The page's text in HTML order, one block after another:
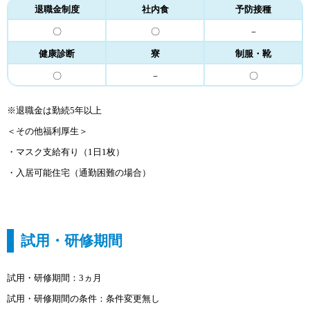
退職金制度 社内食 予防接種
〇 〇 －
健康診断 寮 制服・靴
〇 － 〇
※退職金は勤続5年以上
＜その他福利厚生＞
・マスク支給有り（1日1枚）
・入居可能住宅（通勤困難の場合）
試用・研修期間
試用・研修期間：3ヵ月
試用・研修期間の条件：条件変更無し